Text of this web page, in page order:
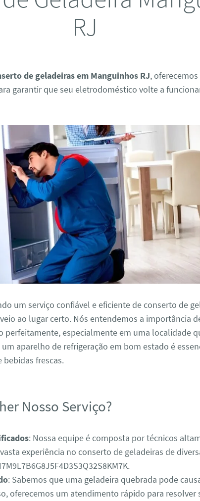
RJ
de geladeiras em Manguinhos RJ,
garantir que seu eletrodoméstico volte a
um serviço confiável e eficiente de conserto de
ao lugar certo. Nós entendemos a importância
perfeitamente, especialmente em uma localidade
aparelho de refrigeração em bom estado é
frescas.
Nosso Serviço?
: Nossa equipe é composta por técnicos
experiência no conserto de geladeiras de
: Sabemos que uma geladeira quebrada pode
oferecemos um atendimento rápido para resolver